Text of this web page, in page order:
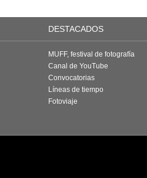
DESTACADOS
MUFF, festival de fotografía
Canal de YouTube
Convocatorias
Líneas de tiempo
Fotoviaje